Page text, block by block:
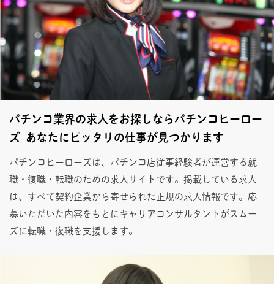
パチンコ業界の求人をお探しならパチンコヒーロー
ズ あなたにピッタリの仕事が見つかります
パチンコヒーローズは、パチンコ店従事経験者が運営する就
職・復職・転職のための求人サイトです。掲載している求人
は、すべて契約企業から寄せられた正規の求人情報です。応
募いただいた内容をもとにキャリアコンサルタントがスムー
ズに転職・復職を支援します。